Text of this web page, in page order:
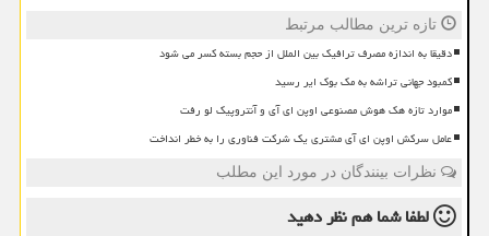
تازه ترین مطالب مرتبط
دقیقا به اندازه مصرف ترافیک بین الملل از حجم بسته کسر می شود
کمبود جهانی تراشه به مک بوک ایر رسید
موارد تازه هک هوش مصنوعی اوپن ای آی و آنتروپیک لو رفت
عامل سرکش اوپن ای آی مشتری یک شرکت فناوری را به خطر انداخت
نظرات بینندگان در مورد این مطلب
لطفا شما همنظر دهید